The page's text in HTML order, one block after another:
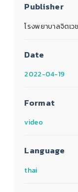
Publisher
โรงพยาบาลจิตเ
Date
2022-04-19
Format
video
Language
thai